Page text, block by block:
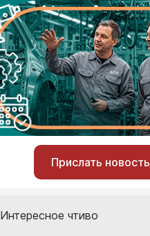
Прислать новость
Интересное чтиво